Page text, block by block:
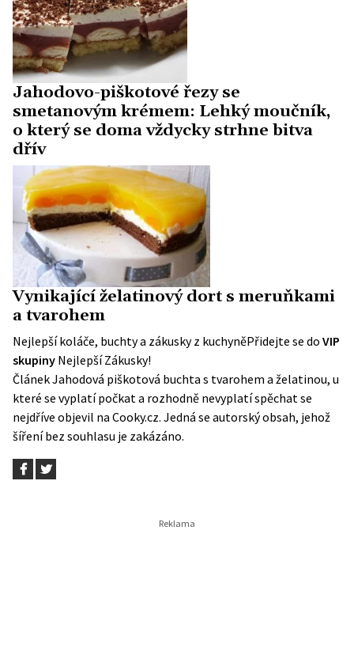
Jahodovo-piškotové řezy se
smetanovým krémem: Lehký moučník,
o který se doma vždycky strhne bitva
dřív
Vynikající želatinový dort s meruňkami
a tvarohem
Nejlepší koláče, buchty a zákusky z kuchyněPřidejte se do VIP
skupiny Nejlepší Zákusky!
ČlánekJahodová piškotová buchta s tvarohem a želatinou, u
které se vyplatí počkat a rozhodně nevyplatí spěchatse
nejdříve objevil na Cooky.cz. Jedná se autorský obsah, jehož
šíření bez souhlasu je zakázáno.